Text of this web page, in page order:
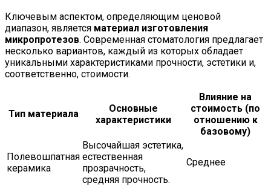
Ключевым аспектом, определяющим ценовой
диапазон, является материал изготовления
микропротезов. Современная стоматология предлагает
несколько вариантов, каждый из которых обладает
уникальными характеристиками прочности, эстетики и,
соответственно, стоимости.
Тип материала
Основные
характеристики
Влияние на
стоимость (по
отношению к
базовому)
Полевошпатная
керамика
Высочайшая эстетика,
естественная
прозрачность,
средняя прочность.
Среднее